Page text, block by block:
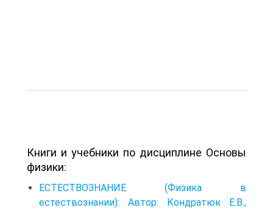
Книги и учебники по дисциплине Основы
физики:
ЕСТЕСТВОЗНАНИЕ (Физика в
естествознании): Автор: Кондратюк Е.В.,